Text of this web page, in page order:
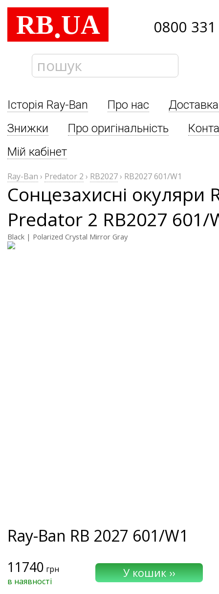
RB.UA 0800
Історія Ray-Ban Про нас
Знижки
Про оригінальність
Мій кабінет
Ray-Ban › Predator 2 › RB2027› RB2027 601/W1
Сонцезахисні окуляри
Predator 2 RB2027 601/
Black | Polarized Crystal Mirror Gray
Ray-Ban RB 2027 601/W1
11740 грн
в наявності